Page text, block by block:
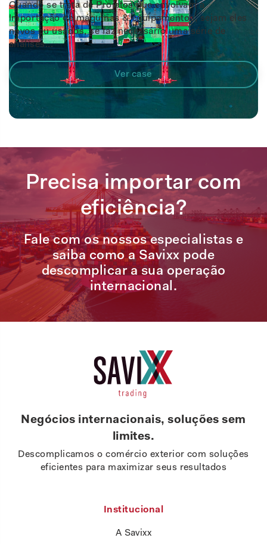
Quando se trata de Projetos que envolvam a
Importação de máquinas & equipamentos, sejam eles
novos ou usados, se faz necessário uma série de
análises...
Ver case
Precisa importar com
eficiência?
Fale com os nossos especialistas e
saiba como a Savixx pode
descomplicar a sua operação
internacional.
Negócios internacionais, soluções sem
limites.
Descomplicamos o comércio exterior com soluções
eficientes para maximizar seus resultados
Institucional
A Savixx